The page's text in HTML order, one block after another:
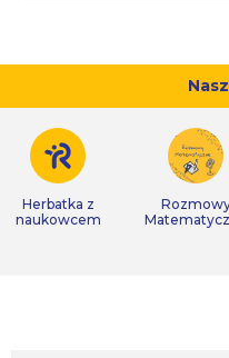
Herbatka z
naukowcem